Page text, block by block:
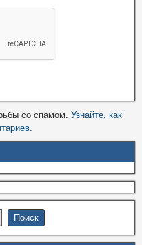
со спамом. Узнайте, как
.